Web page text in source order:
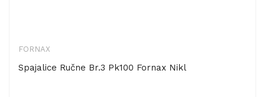
FORNAX
Spajalice Ručne Br.3 Pk100 Fornax Nikl